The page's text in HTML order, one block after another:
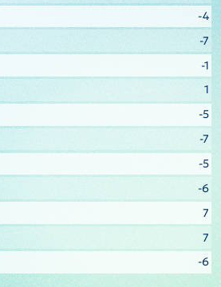
-4
-7
-1
1
-5
-7
-5
-6
7
7
-6